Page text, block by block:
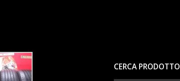
CERCA PRODOTTO